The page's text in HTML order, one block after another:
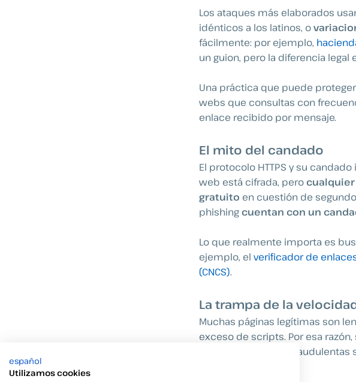
Los ataques más elaborados
idénticos a los latinos, o
fácilmente: por ejemplo,
un guion, pero la diferencia legal
Una práctica que puede
webs que consultas con
enlace recibido por mensaje.
El mito del candado
El protocolo HTTPS y su
web está cifrada, pero
gratuito en cuestión de
phishing cuentan con un
Lo que realmente importa es
ejemplo, el verificador de
(CNCS).
La trampa de la
Muchas páginas legítimas son
exceso de scripts. Por esa
de alerta. Las webs
español
Utilizamos cookies